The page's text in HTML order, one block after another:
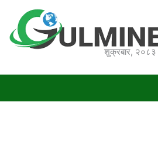
content
शुक्रबार, २०८३